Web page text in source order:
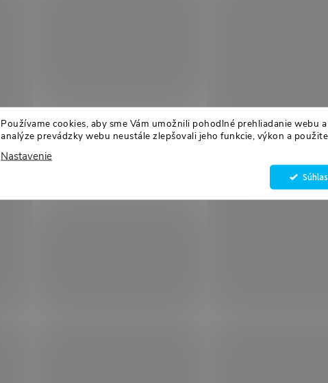
Používame cookies, aby sme Vám umožnili pohodlné prehliadanie webu
analýze prevádzky webu neustále zlepšovali jeho funkcie, výkon a
Nastavenie